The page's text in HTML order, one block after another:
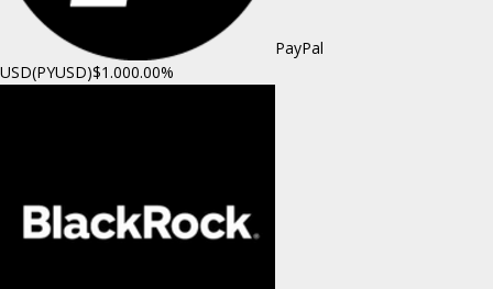
PayPal
USD(PYUSD)$1.000.00%